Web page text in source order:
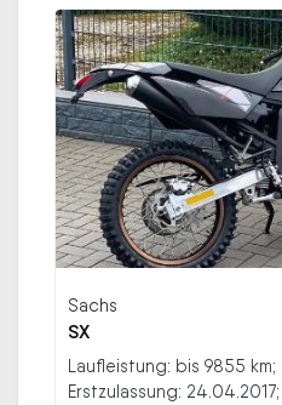
Sachs
SX
Laufleistung: bis 9855 km;
Erstzulassung: